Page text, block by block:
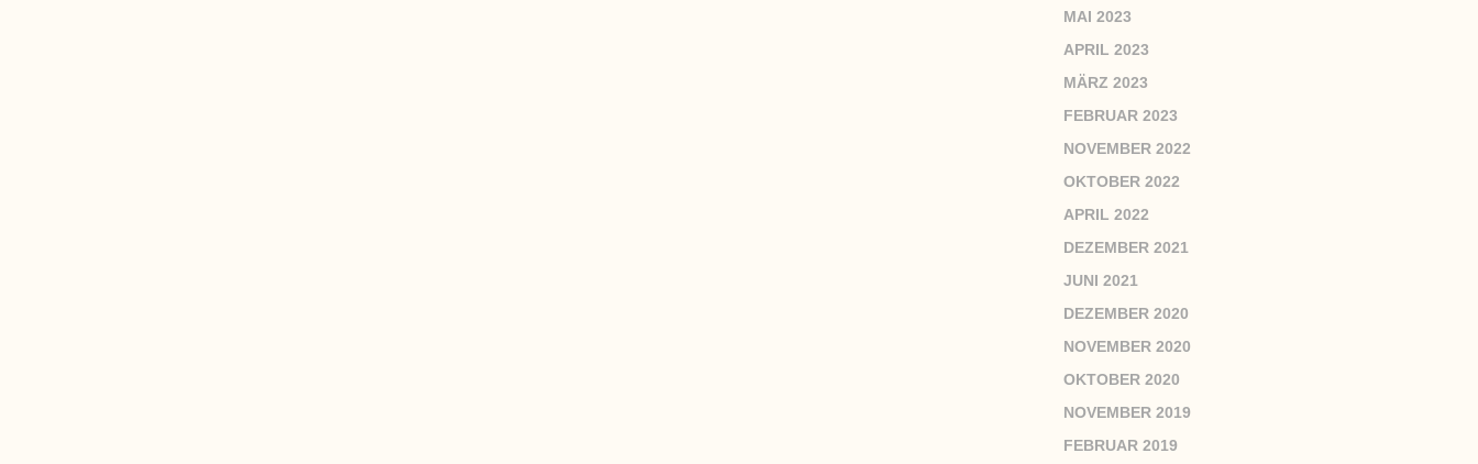
MAI 2023
APRIL 2023
MÄRZ 2023
FEBRUAR 2023
NOVEMBER 2022
OKTOBER 2022
APRIL 2022
DEZEMBER 2021
JUNI 2021
DEZEMBER 2020
NOVEMBER 2020
OKTOBER 2020
NOVEMBER 2019
FEBRUAR 2019